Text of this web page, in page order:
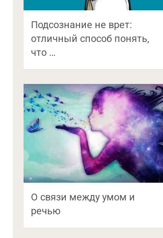
Подсознание не врет:
отличный способ понять,
что …
О связи между умом и
речью